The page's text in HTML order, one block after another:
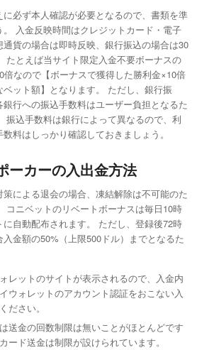
に必ず本人確認が必要となるので、書類を準
入金反映時間はクレジットカード・電子
貨の場合は即時反映、銀行振込の場合は30
たとえば当サイト限定入金不要ボーナスの
倍なので【ボーナスで獲得した勝利金×10倍
ベット額】となります。 ただし、銀行振
行への振込手数料はユーザー負担となるた
振込手数料は銀行によって異なるので、利
料はしっかり確認しておきましょう。
ーカーの入出金方法
による退会の場合、凍結解除は不可能のた
コニベットのリベートボーナスは毎日10時
自動配布されます。 ただし、登録後72時
金額の50%（上限500ドル）までとなるた
レットのサイトが表示されるので、入金内
ウォレットのアカウント認証をおこない入
ださい。
送金の回数制限は無いことがほとんどです
ード送金は制限が設けられています。